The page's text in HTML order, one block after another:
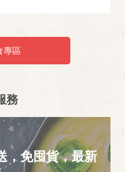
專區
務
，免囤貨，最新